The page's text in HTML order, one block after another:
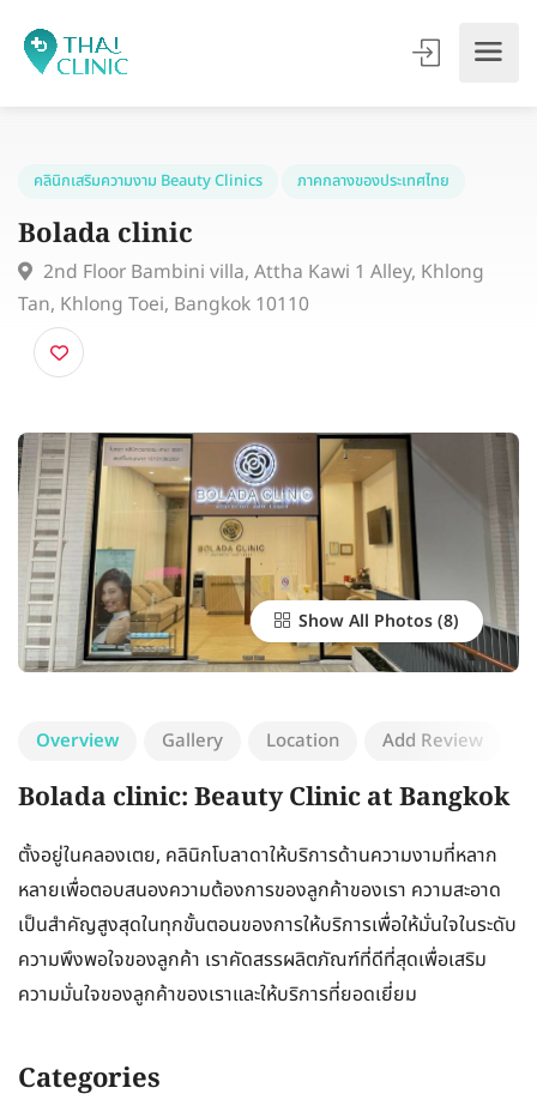
คลินิกเสริมความงาม Beauty Clinics
Bolada clinic
2nd Floor Bambini villa, Attha Kawi 1 Alley, Khlong
Tan, Khlong Toei, Bangkok 10110
Show All Photos
Overview Gallery Location Add Review
Bolada clinic: Beauty Clinic at Bangkok
ตั้งอยู่ในคลองเตย, คลินิกโบลาดาให้บริการด้านความงามที่หลาก
หลายเพื่อตอบสนองความต้องการของลูกค้าของเรา ความสะอาด
เป็นสำคัญสูงสุดในทุกขั้นตอนของการให้บริการเพื่อให้มั่นใจในระดับ
ความพึงพอใจของลูกค้า เราคัดสรรผลิตภัณฑ์ที่ดีที่สุดเพื่อเสริม
ความมั่นใจของลูกค้าของเราและให้บริการที่ยอดเยี่ยม
Categories